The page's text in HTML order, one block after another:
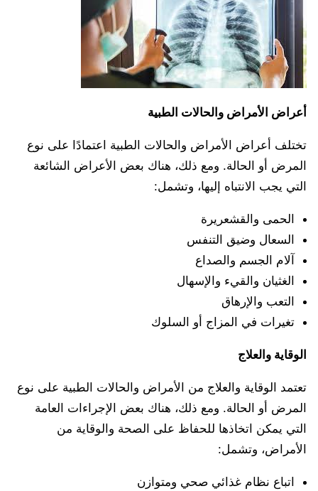
أعراض الأمراض والحالات الطبية
تختلف أعراض الأمراض والحالات الطبية اعتمادًا على نوع
المرض أو الحالة. ومع ذلك، هناك بعض الأعراض الشائعة
التي يجب الانتباه إليها، وتشمل:
الحمى والقشعريرة
السعال وضيق التنفس
آلام الجسم والصداع
الغثيان والقيء والإسهال
التعب والإرهاق
تغيرات في المزاج أو السلوك
الوقاية والعلاج
تعتمد الوقاية والعلاج من الأمراض والحالات الطبية على نوع
المرض أو الحالة. ومع ذلك، هناك بعض الإجراءات العامة
التي يمكن اتخاذها للحفاظ على الصحة والوقاية من
الأمراض، وتشمل:
اتباع نظام غذائي صحي ومتوازن